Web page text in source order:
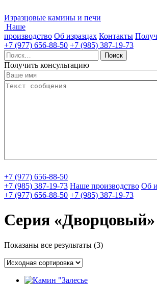
Изразцовые камины и печи
Наше
производство Об изразцах Контакты
+7 (977) 656-88-50 +7 (985) 387-19-73
Найти:
Получить консультацию
+7 (977) 656-88-50
+7 (985) 387-19-73 Наше производство Об
+7 (977) 656-88-50 +7 (985) 387-19-73
Серия «Дворцовый»
Показаны все результаты (3)